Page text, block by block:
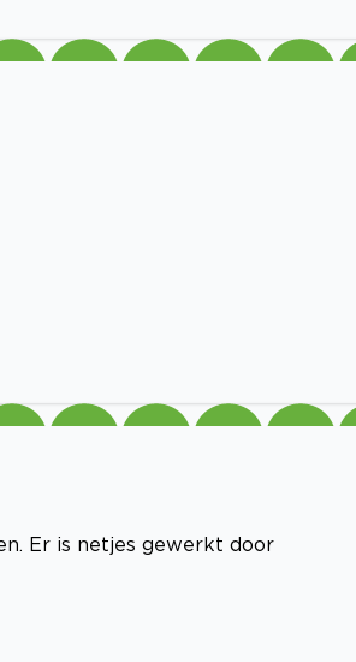
Er is netjes gewerkt door